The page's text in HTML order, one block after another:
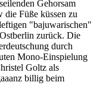
Gehorsam
die Füße küssen zu
"bajuwarischen"
zurück. Die
durch
Mono-Einspielung
Goltz als
billig beim